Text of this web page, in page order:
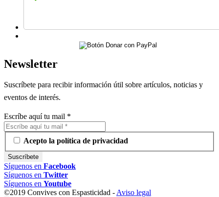
Newsletter
Suscríbete para recibir información útil sobre artículos, noticias y
eventos de interés.
Escríbe aquí tu mail *
Acepto la política de privacidad
Síguenos en Facebook
Síguenos en Twitter
Síguenos en Youtube
©2019 Convives con Espasticidad - Aviso legal